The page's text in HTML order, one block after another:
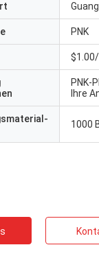
PNK
PNK-
Ihre
1000